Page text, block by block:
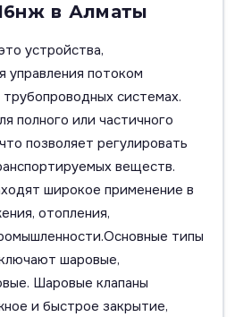
в Алматы
устройства,
управления потоком
системах.
полного или частичного
позволяет регулировать
веществ.
широкое применение в
отопления,
типы
шаровые,
Шаровые клапаны
и быстрое закрытие,